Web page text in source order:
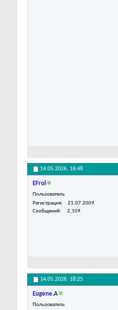
14.05.2026, 16:48
EFrol
Пользователь
Регистрация
21.07.2009
Сообщений
2,109
14.05.2026, 18:25
Eugene.A
Пользователь